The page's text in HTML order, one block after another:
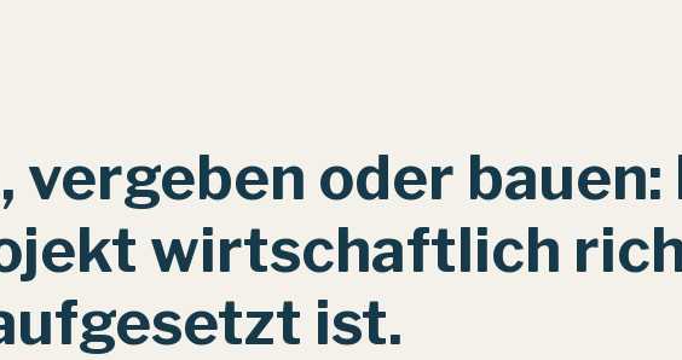
vergeben oder
wirtschaftlich
ist.